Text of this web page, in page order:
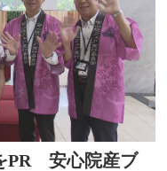
PR 安心院産ブ